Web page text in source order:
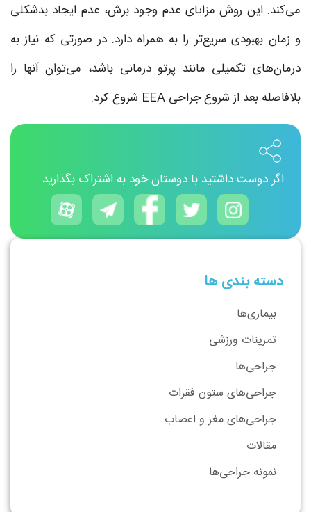
می‌کند. این روش مزایای عدم وجود برش، عدم ایجاد بدشکلی
و زمان بهبودی سریع‌تر را به همراه دارد. در صورتی که نیاز به
درمان‌های تکمیلی مانند پرتو درمانی باشد، می‌توان آنها را
بلافاصله بعد از شروع جراحی EEA شروع کرد.
اگر دوست داشتید با دوستان خود به اشتراک بگذارید
دسته بندی ها
بیماری‌ها
تمرینات ورزشی
جراحی‌ها
جراحی‌های ستون فقرات
جراحی‌های مغز و اعصاب
مقالات
نمونه جراحی‌ها